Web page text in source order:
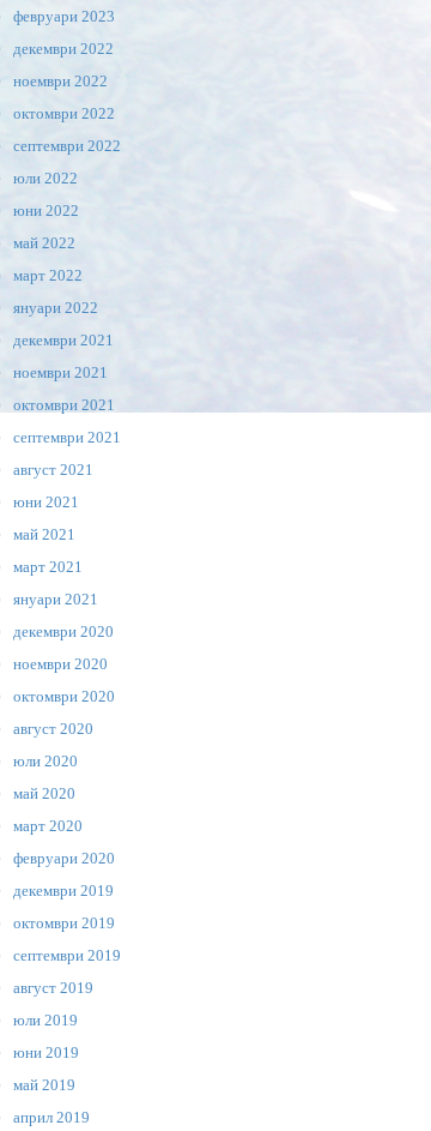
февруари 2023
декември 2022
ноември 2022
октомври 2022
септември 2022
юли 2022
юни 2022
май 2022
март 2022
януари 2022
декември 2021
ноември 2021
октомври 2021
септември 2021
август 2021
юни 2021
май 2021
март 2021
януари 2021
декември 2020
ноември 2020
октомври 2020
август 2020
юли 2020
май 2020
март 2020
февруари 2020
декември 2019
октомври 2019
септември 2019
август 2019
юли 2019
юни 2019
май 2019
април 2019